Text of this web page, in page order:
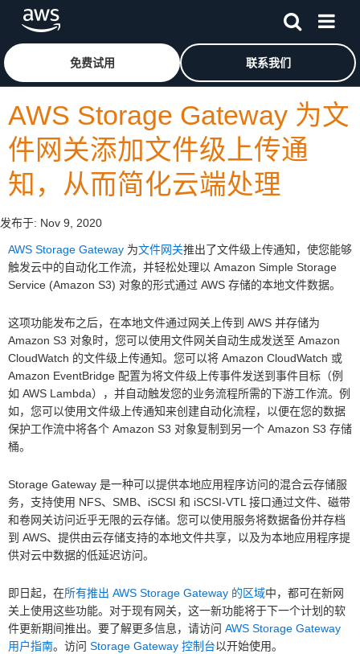
跳至主要内容
免费试用 联系我们
AWS Storage Gateway 为文
件网关添加文件级上传通
知，从而简化云端处理
发布于: Nov 9, 2020
AWS Storage Gateway 为文件网关推出了文件级上传通知，使您能够
触发云中的自动化工作流，并轻松处理以 Amazon Simple Storage
Service (Amazon S3) 对象的形式通过 AWS 存储的本地文件数据。
这项功能发布之后，在本地文件通过网关上传到 AWS 并存储为
Amazon S3 对象时，您可以使用文件网关自动生成发送至 Amazon
CloudWatch 的文件级上传通知。您可以将 Amazon CloudWatch 或
Amazon EventBridge 配置为将文件级上传事件发送到事件目标（例
如 AWS Lambda），并自动触发您的业务流程所需的下游工作流。例
如，您可以使用文件级上传通知来创建自动化流程，以便在您的数据
保护工作流中将各个 Amazon S3 对象复制到另一个 Amazon S3 存储
桶。
Storage Gateway 是一种可以提供本地应用程序访问的混合云存储服
务，支持使用 NFS、SMB、iSCSI 和 iSCSI-VTL 接口通过文件、磁带
和卷网关访问近乎无限的云存储。您可以使用服务将数据备份并存档
到 AWS、提供由云存储支持的本地文件共享，以及为本地应用程序提
供对云中数据的低延迟访问。
即日起，在所有推出 AWS Storage Gateway 的区域中，都可在新网
关上使用这些功能。对于现有网关，这一新功能将于下一个计划的软
件更新期间推出。要了解更多信息，请访问 AWS Storage Gateway
用户指南。访问 Storage Gateway 控制台以开始使用。